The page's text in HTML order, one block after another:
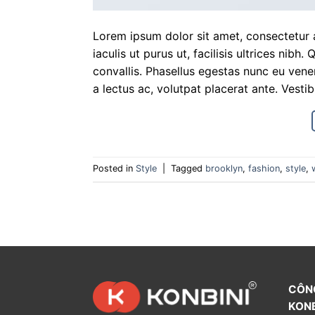
Lorem ipsum dolor sit amet, consectetur
iaculis ut purus ut, facilisis ultrices nibh.
convallis. Phasellus egestas nunc eu
a lectus ac, volutpat placerat ante.
Posted in Style Tagged brooklyn, fashion, style,